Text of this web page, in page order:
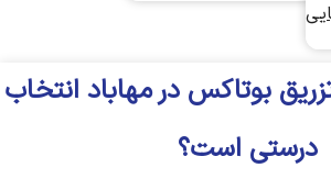
بوتاکس در مهاباد انتخاب
درستی است؟